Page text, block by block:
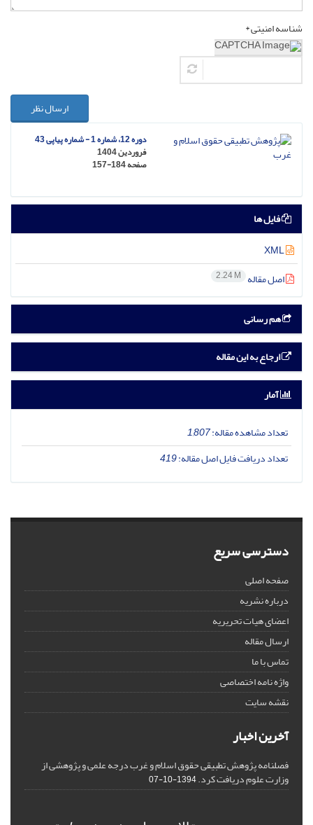
شناسه امنیتی *
ارسال نظر
دوره 12، شماره 1 - شماره پیاپی 43
فروردین 1404
صفحه157-184
فایل ها
اصل مقاله 2.24 M
هم رسانی
ارجاع به این مقاله
آمار
تعداد مشاهده مقاله:1,807
تعداد دریافت فایل اصل مقاله:419
دسترسی سریع
صفحه اصلی
درباره نشریه
اعضای هیات تحریریه
ارسال مقاله
تماس با ما
واژه نامه اختصاصی
نقشه سایت
آخرین اخبار
فصلنامه پژوهش تطبیقی حقوق اسلام و غرب درجه علمی و پژوهشی از
وزارت علوم دریافت کرد.1394-10-07